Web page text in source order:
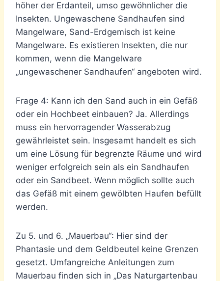
höher der Erdanteil, umso gewöhnlicher die
Insekten. Ungewaschene Sandhaufen sind
Mangelware, Sand-Erdgemisch ist keine
Mangelware. Es existieren Insekten, die nur
kommen, wenn die Mangelware
„ungewaschener Sandhaufen“ angeboten wird.
Frage 4: Kann ich den Sand auch in ein Gefäß
oder ein Hochbeet einbauen? Ja. Allerdings
muss ein hervorragender Wasserabzug
gewährleistet sein. Insgesamt handelt es sich
um eine Lösung für begrenzte Räume und wird
weniger erfolgreich sein als ein Sandhaufen
oder ein Sandbeet. Wenn möglich sollte auch
das Gefäß mit einem gewölbten Haufen befüllt
werden.
Zu 5. und 6. „Mauerbau“: Hier sind der
Phantasie und dem Geldbeutel keine Grenzen
gesetzt. Umfangreiche Anleitungen zum
Mauerbau finden sich in „Das Naturgartenbau